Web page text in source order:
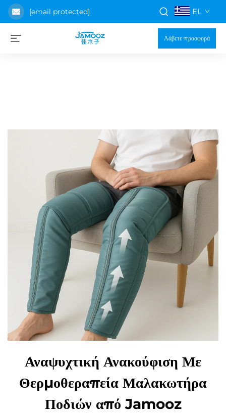
[email protected] EL
Λάβετε προσφορά
Αναψυχτική Ανακούφιση Με
Θερμοθεραπεία Μαλακωτήρα
Ποδιών από Jamooz